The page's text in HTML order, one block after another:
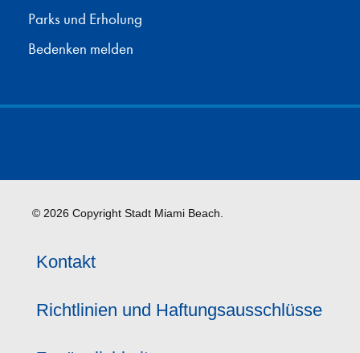
Parks und Erholung
Bedenken melden
© 2026 Copyright Stadt Miami Beach.
Kontakt
Richtlinien und Haftungsausschlüsse